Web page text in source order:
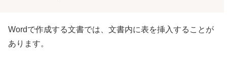
Wordで作成する文書では、文書内に表を挿入することが
あります。